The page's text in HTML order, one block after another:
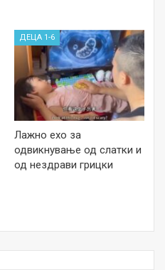
ДЕЦА 1-6
Лажно ехо за
одвикнување од слатки и
од нездрави грицки